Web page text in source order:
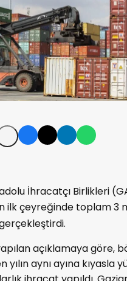
İhracatçı Birlikleri
ilk çeyreğinde toplam 3
açıklamaya göre,
aynı ayına kıyasla